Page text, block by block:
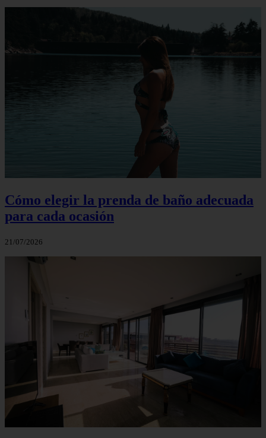
Cómo elegir la prenda de baño adecuada
para cada ocasión
21/07/2026